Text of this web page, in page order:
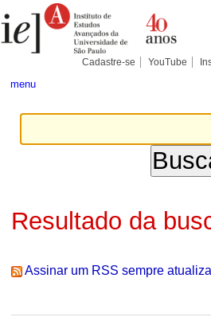
para
conteúdo.
Pessoais
Cadastre-se YouTube
menu
Resultado da
Assinar um RSS sempre